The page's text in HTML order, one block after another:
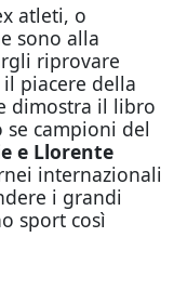
atleti, o
sono alla
riprovare
piacere della
dimostra il libro
se campioni del
e Llorente
internazionali
i grandi
sport così